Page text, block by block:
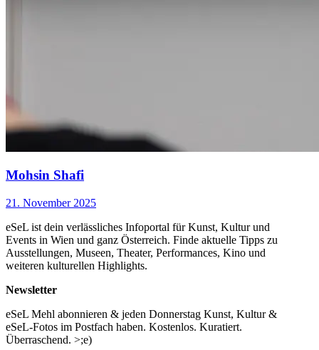
eines Visums, Unsicherheiten hinsichtlich seiner Ankunft für
seine Ausstellung und stundenlangen Aufenthalten am Flughafen
Wien geprägt.
Mohsin Shafi
21. November 2025
eSeL ist dein verlässliches Infoportal für Kunst, Kultur und
Events in Wien und ganz Österreich. Finde aktuelle Tipps zu
Ausstellungen, Museen, Theater, Performances, Kino und
weiteren kulturellen Highlights.
Newsletter
eSeL Mehl abonnieren & jeden Donnerstag Kunst, Kultur &
eSeL-Fotos im Postfach haben. Kostenlos. Kuratiert.
Überraschend. >;e)